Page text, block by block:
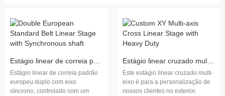
Estágio linear de correia padrão europeu duplo com eixo síncrono
Estágio linear de correia padrão
europeu duplo com eixo
síncrono, controlado com um
Estágio linear cruzado multi-eixo XY personalizado com serviço pesado
Este estágio linear cruzado multi-
eixo é para a personalização de
nossos clientes no exterior.